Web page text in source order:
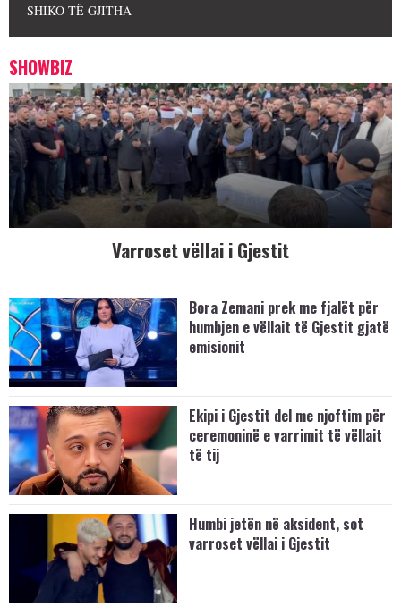
SHIKO TË GJITHA
SHOWBIZ
Varroset vëllai i Gjestit
Bora Zemani prek me fjalët për
humbjen e vëllait të Gjestit gjatë
emisionit
Ekipi i Gjestit del me njoftim për
ceremoninë e varrimit të vëllait
të tij
Humbi jetën në aksident, sot
varroset vëllai i Gjestit